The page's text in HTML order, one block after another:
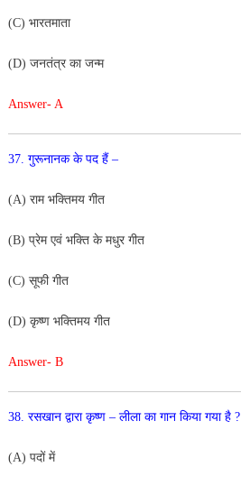
(C) भारतमाता
(D) जनतंत्र का जन्म
Answer- A
37. गुरूनानक के पद हैं –
(A) राम भक्तिमय गीत
(B) प्रेम एवं भक्ति के मधुर गीत
(C) सूफी गीत
(D) कृष्ण भक्तिमय गीत
Answer- B
38. रसखान द्वारा कृष्ण – लीला का गान किया गया है ?
(A) पदों में